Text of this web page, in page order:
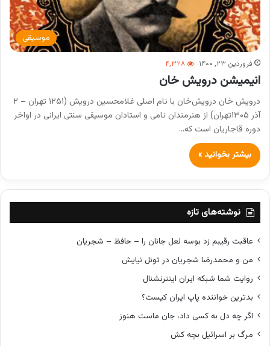
موسیقی
فروردین ۲۳, ۱۴۰۰ ۴,۳۲۸
انیمیشن درویش خان
درویش خان درویش‌خان با نام اصلی غلامحسین درویش (۱۲۵۱ تهران – ۲
آذر ۱۳۰۵تهران) از هنرمندان نامی و استادان موسیقی سنتی ایرانی در اواخر
دوره قاجاریان است که…
بیشتر بخوانید »
نوشته‌های تازه
عاقبت رقیبم زد بوسه لعل جانان را – حافظ – شجریان
من و محمدرضا شجریان در تونل نیایش
روایت شما شبکه ایران اینترنشنال
بدترین خواننده پاپ ایران کیست؟
اگر چه دل به کسی داد، جان ماست هنوز
مرگ بر اسرائیل بچه کش